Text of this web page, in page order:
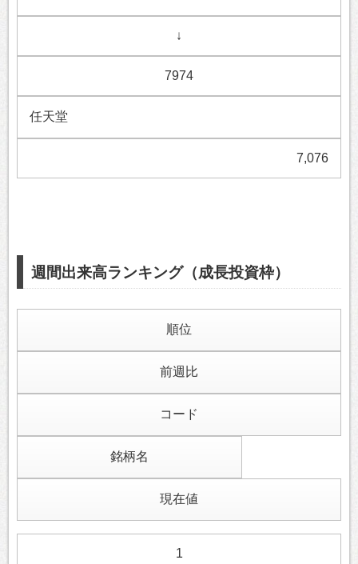
↓
7974
任天堂
7,076
週間出来高ランキング（成長投資枠）
順位
前週比
コード
銘柄名
現在値
1